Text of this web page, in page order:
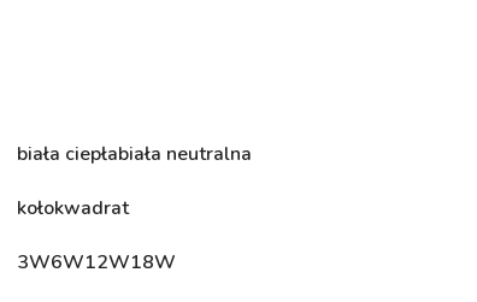
biała ciepłabiała neutralna
kołokwadrat
3W6W12W18W